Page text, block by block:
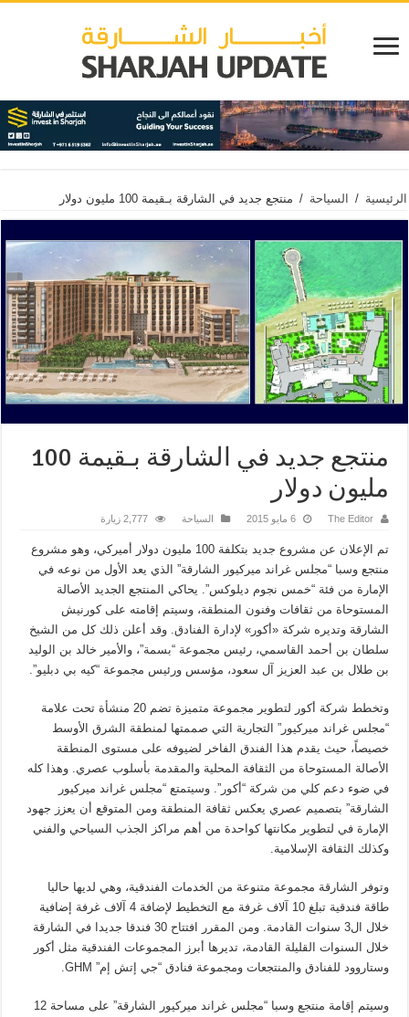
الرئيسية / السياحة / منتجع جديد في الشارقة بـقيمة 100 مليون دولار
منتجع جديد في الشارقة بـقيمة 100
مليون دولار
The Editor 6 مايو 2015 السياحة 2,777 زيارة
تم الإعلان عن مشروع جديد بتكلفة 100 مليون دولار أميركي، وهو مشروع
منتجع وسبا “مجلس غراند ميركيور الشارقة” الذي يعد الأول من نوعه في
الإمارة من فئة “خمس نجوم ديلوكس”. يحاكي المنتجع الجديد الأصالة
المستوحاة من ثقافات وفنون المنطقة، وسيتم إقامته على كورنيش
الشارقة وتديره شركة «أكور» لإدارة الفنادق. وقد أعلن ذلك كل من الشيخ
سلطان بن أحمد القاسمي، رئيس مجموعة “بسمة”، والأمير خالد بن الوليد
بن طلال بن عبد العزيز آل سعود، مؤسس ورئيس مجموعة “كيه بي دبليو”.
وتخطط شركة أكور لتطوير مجموعة متميزة تضم 20 منشأة تحت علامة
“مجلس غراند ميركيور” التجارية التي صممتها لمنطقة الشرق الأوسط
خصيصاً، حيث يقدم هذا الفندق الفاخر لضيوفه على مستوى المنطقة
الأصالة المستوحاة من الثقافة المحلية والمقدمة بأسلوب عصري. وهذا كله
في ضوء دعم كلي من شركة “أكور”. وسيتمتع “مجلس غراند ميركيور
الشارقة” بتصميم عصري يعكس ثقافة المنطقة ومن المتوقع أن يعزز جهود
الإمارة في لتطوير مكانتها كواحدة من أهم مراكز الجذب السياحي والفني
وكذلك الثقافة الإسلامية.
وتوفر الشارقة مجموعة متنوعة من الخدمات الفندقية، وهي لديها حاليا
طاقة فندقية تبلغ 10 آلاف غرفة مع التخطيط لإضافة 4 آلاف غرفة إضافية
خلال ال3 سنوات القادمة. ومن المقرر افتتاح 30 فندقا جديدا في الشارقة
خلال السنوات القليلة القادمة، تديرها أبرز المجموعات الفندقية مثل أكور
وستاروود للفنادق والمنتجعات ومجموعة فنادق “جي إتش إم” GHM.
وسيتم إقامة منتجع وسبا “مجلس غراند ميركيور الشارقة” على مساحة 12